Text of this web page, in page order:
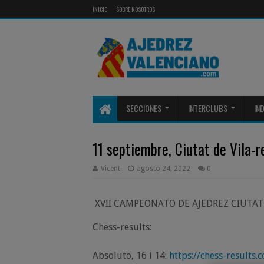
INICIO SOBRE NOSOTROS
SECCIONES INTERCLUBS
11 septiembre, Ciutat de Vila-
Vicent agosto 24, 2022 0
XVII CAMPEONATO DE AJEDREZ
Chess-results:
Absoluto, 16 i 14: https://chess-